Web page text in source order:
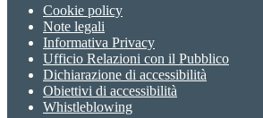
Cookie policy
Note legali
Informativa Privacy
Ufficio Relazioni con il Pubblico
Dichiarazione di accessibilità
Obiettivi di accessibilità
Whistleblowing